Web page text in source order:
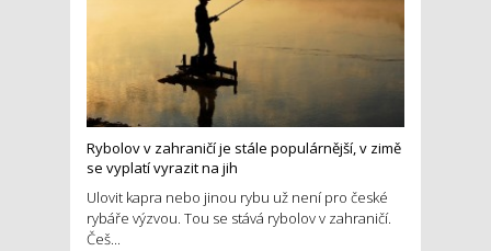
Rybolov v zahraničí je stále populárnější, v zimě
se vyplatí vyrazit na jih
Ulovit kapra nebo jinou rybu už není pro české
rybáře výzvou. Tou se stává rybolov v zahraničí.
Češ...